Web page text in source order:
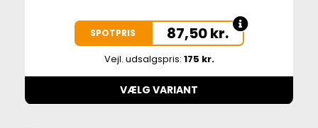
SPOTPRIS 87,50kr.
Vejl. udsalgspris: 175 kr.
VÆLG VARIANT